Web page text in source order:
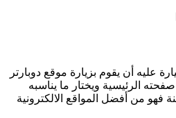
عليه أن يقوم بزيارة موقع دوبارتر
الرئيسية ويختار ما يناسبه
فهو من أفضل المواقع الالكترونية